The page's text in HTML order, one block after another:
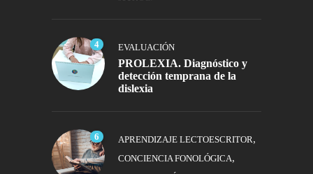
4 EVALUACIÓN
PROLEXIA. Diagnóstico y
detección temprana de la
dislexia
6 APRENDIZAJE LECTOESCRITOR,
CONCIENCIA FONOLÓGICA,